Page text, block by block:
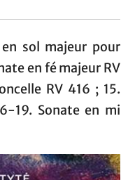
sol majeur pour
en fé majeur RV
RV 416 ; 15.
19. Sonate en mi